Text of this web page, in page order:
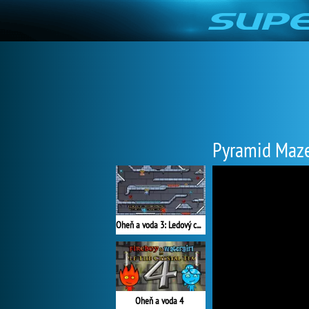
Pyramid
Oheň a voda 3: Ledový chrám
Oheň a voda 4